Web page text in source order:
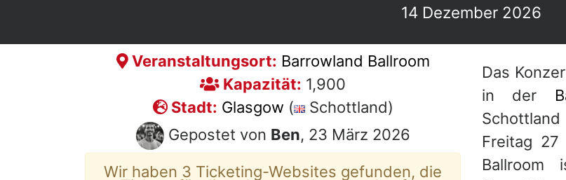
14 Dezember 2026
Veranstaltungsort: Barrowland Ballroom
Kapazität: 1,900
Stadt: Glasgow (
Schottland)
Gepostet von Ben, 23 März 2026
Wir haben 3 Ticketing-Websites gefunden, die
Das
in der
Schottland
Freitag
Ballroom